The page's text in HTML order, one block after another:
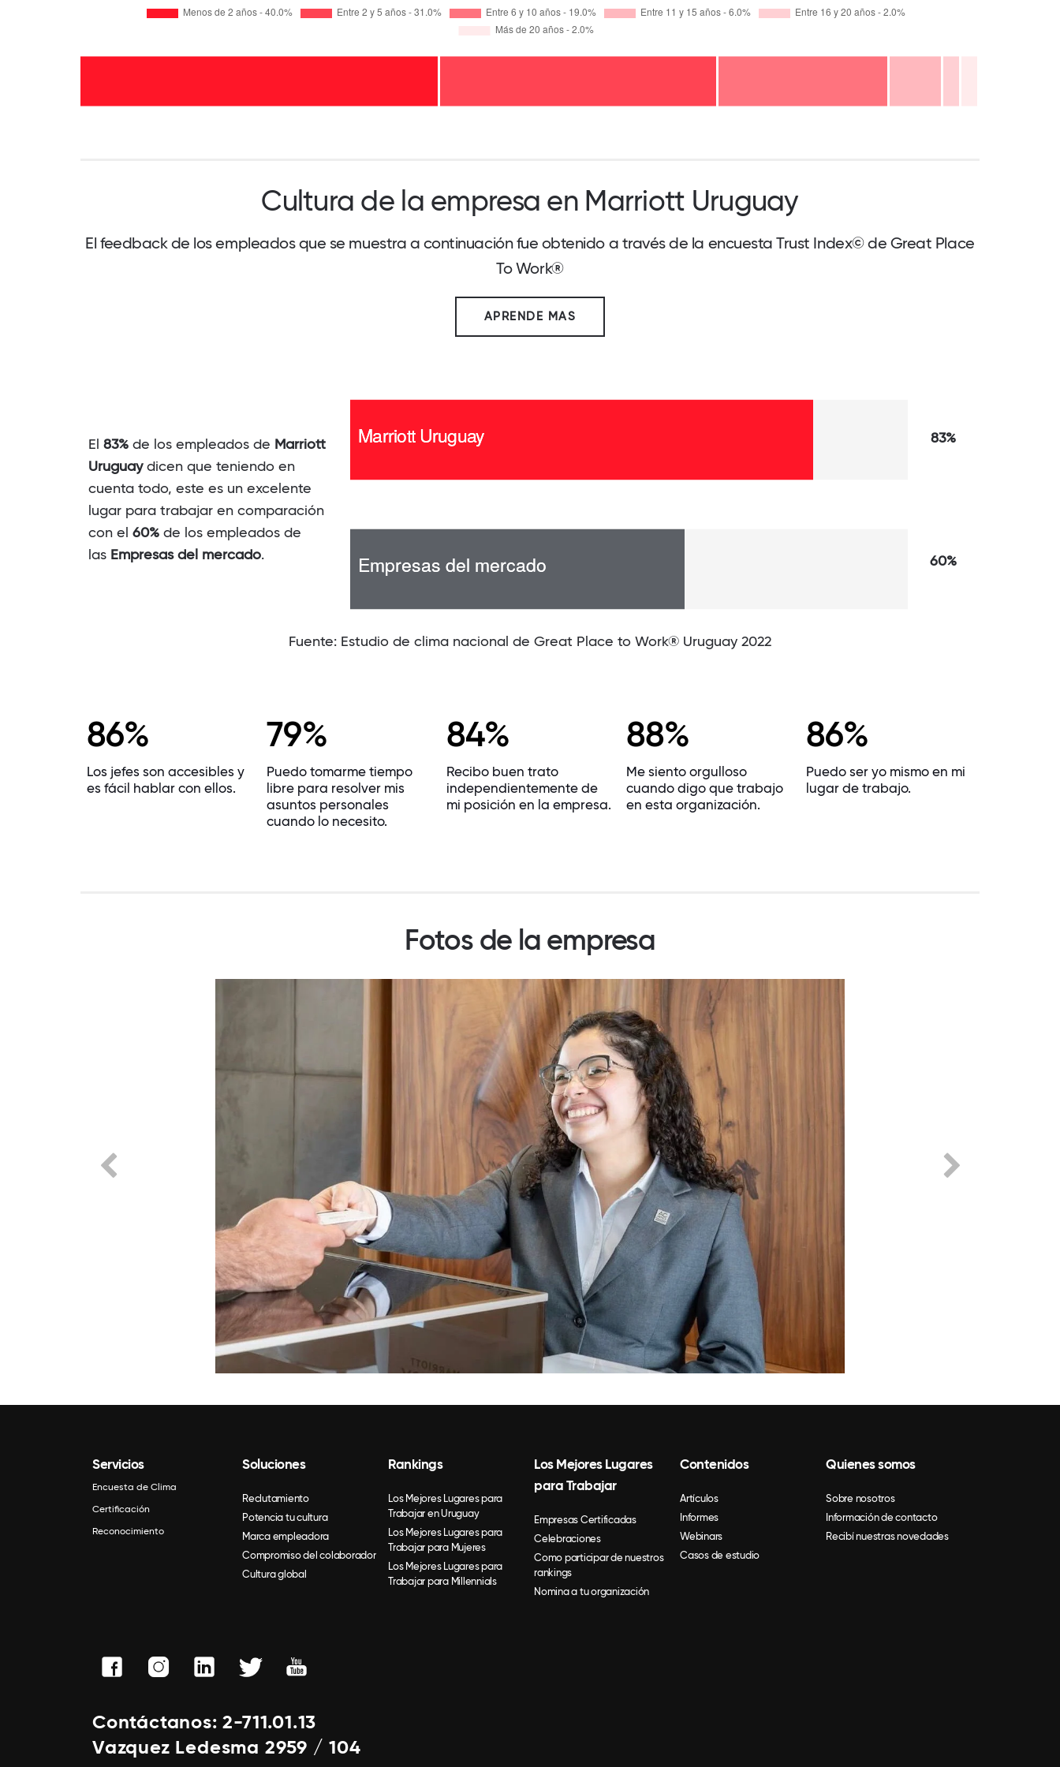
Cultura de la empresa en Marriott Uruguay
El feedback de los empleados que se muestra a continuación fue obtenido a través de la encuesta Trust Index© de Great Place
To Work®
APRENDE MAS
El 83% de los empleados de Marriott
Uruguaydicen que teniendo en
cuenta todo, este es un excelente
lugar para trabajar en comparación
con el 60% de los empleados de
las Empresas del mercado.
83%
60%
Fuente: Estudio de clima nacional de Great Place to Work® Uruguay 2022
86%
Los jefes son accesibles y
es fácil hablar con ellos.
79%
Puedo tomarme tiempo
libre para resolver mis
asuntos personales
cuando lo necesito.
84%
Recibo buen trato
independientemente de
mi posición en la empresa.
88%
Me siento orgulloso
cuando digo que trabajo
en esta organización.
86%
Puedo ser yo mismo en mi
lugar de trabajo.
Fotos de la empresa
Servicios
Encuesta de Clima
Certificación
Reconocimiento
Soluciones
Reclutamiento
Potencia tu cultura
Marca empleadora
Compromiso del colaborador
Cultura global
Rankings
Los Mejores Lugares para
Trabajar en Uruguay
Los Mejores Lugares para
Trabajar para Mujeres
Los Mejores Lugares para
Trabajar para Millennials
Los Mejores Lugares
para Trabajar
Empresas Certificadas
Celebraciones
Como participar de nuestros
rankings
Nomina a tu organización
Contenidos
Artículos
Informes
Webinars
Casos de estudio
Quienes somos
Sobre nosotros
Información de contacto
Recibí nuestras novedades
Contáctanos: 2-711.01.13
Vazquez Ledesma 2959 / 104